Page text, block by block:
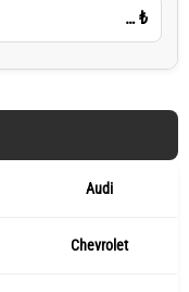
… ₺
Audi
Chevrolet